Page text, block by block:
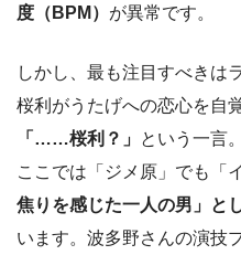
度（BPM） が異常です。
しかし、最も注目すべきは
桜利がうたげへの恋心を自
「……桜利？」 という一言。
ここでは「ジメ原」でも「
焦りを感じた一人の男」と
います。波多野さんの演技